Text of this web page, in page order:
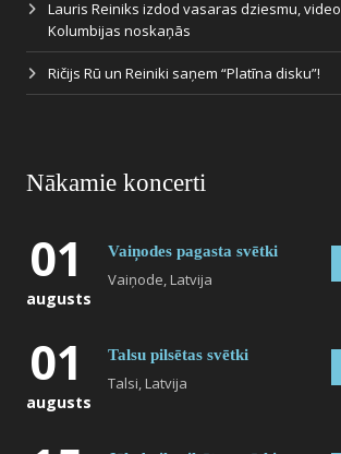
Lauris Reiniks izdod vasaras dziesmu, video
Kolumbijas noskaņās
Ričijs Rū un Reiniki saņem “Platīna disku”!
Nākamie koncerti
01
augusts
Vaiņodes pagasta svētki
Vaiņode, Latvija
01
augusts
Talsu pilsētas svētki
Talsi, Latvija